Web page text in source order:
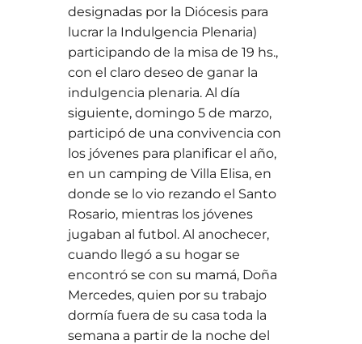
designadas por la Diócesis para
lucrar la Indulgencia Plenaria)
participando de la misa de 19 hs.,
con el claro deseo de ganar la
indulgencia plenaria. Al día
siguiente, domingo 5 de marzo,
participó de una convivencia con
los jóvenes para planificar el año,
en un camping de Villa Elisa, en
donde se lo vio rezando el Santo
Rosario, mientras los jóvenes
jugaban al futbol. Al anochecer,
cuando llegó a su hogar se
encontró se con su mamá, Doña
Mercedes, quien por su trabajo
dormía fuera de su casa toda la
semana a partir de la noche del